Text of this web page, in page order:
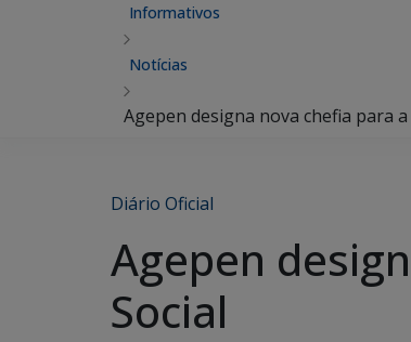
Informativos
Notícias
Agepen designa nova chefia para
Diário Oficial
Agepen
Social